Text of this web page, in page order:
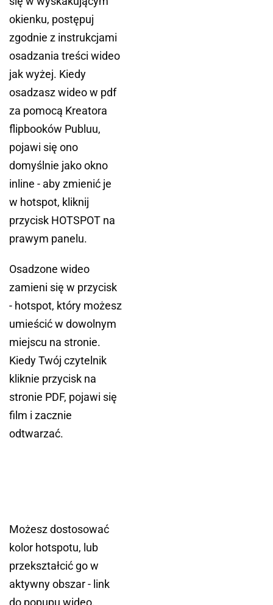
okienku, postępuj
zgodnie z instrukcjami
osadzania treści wideo
jak wyżej. Kiedy
osadzasz wideo w pdf
za pomocą Kreatora
flipbooków Publuu,
pojawi się ono
domyślnie jako okno
inline - aby zmienić je
w hotspot, kliknij
przycisk HOTSPOT na
prawym panelu.
Osadzone wideo
zamieni się w przycisk
- hotspot, który możesz
umieścić w dowolnym
miejscu na stronie.
Kiedy Twój czytelnik
kliknie przycisk na
stronie PDF, pojawi się
film i zacznie
odtwarzać.
Możesz dostosować
kolor hotspotu, lub
przekształcić go w
aktywny obszar - link
do popupu wideo.